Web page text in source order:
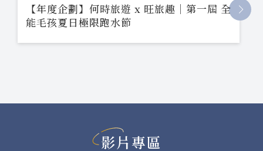
【年度企劃】何時旅遊 x 旺旅趣｜第一屆 全
能毛孩夏日極限跑水節
影片專區